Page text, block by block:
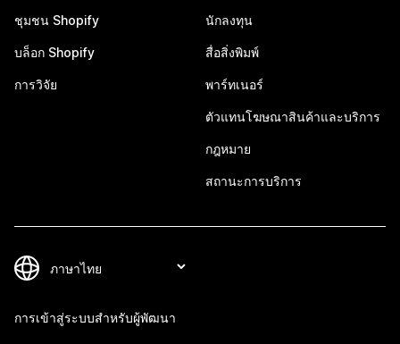
ชุมชน Shopify
บล็อก Shopify
การวิจัย
นักลงทุน
สื่อสิ่งพิมพ์
พาร์ทเนอร์
ตัวแทนโฆษณาสินค้าและบริการ
กฎหมาย
สถานะการบริการ
การเข้าสู่ระบบสำหรับผู้พัฒนา